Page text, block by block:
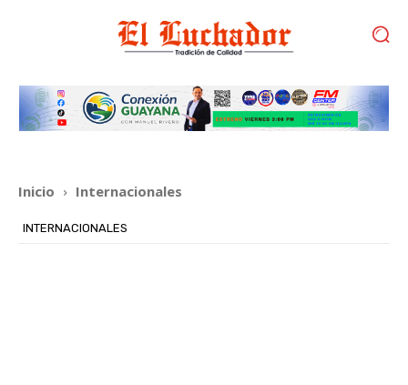
Inicio Internacionales
INTERNACIONALES